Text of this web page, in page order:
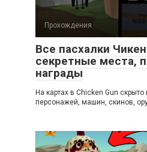
Прохождения
Все пасхалки
секретные места,
награды
На картах в Chicken Gun
персонажей, машин, скинов,